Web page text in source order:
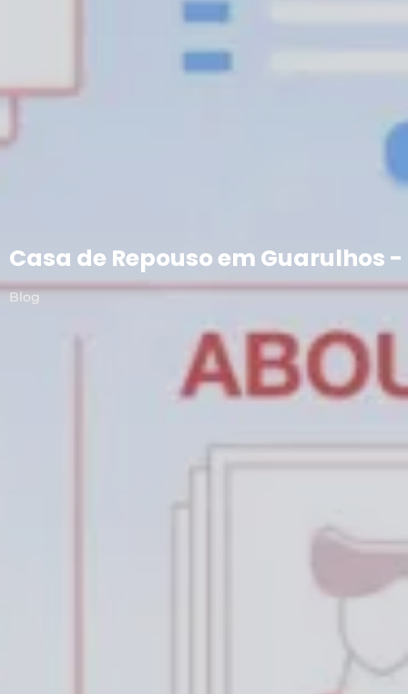
Casa de Repouso em Guarulhos
Blog